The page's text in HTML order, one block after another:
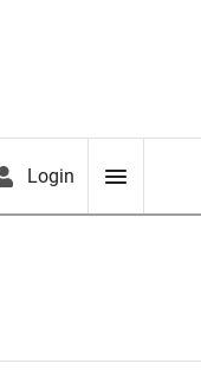
Login